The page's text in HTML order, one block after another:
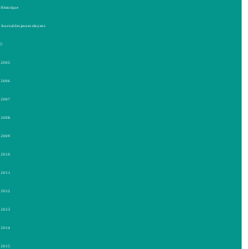
Historique
Journal des jeunes citoyens
2005
2006
2007
2008
2009
2010
2011
2012
2013
2014
2015